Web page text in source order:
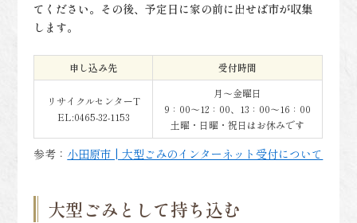
てください。その後、予定日に家の前に出せば市が収集
します。
申し込み先 受付時間
リサイクルセンターT
EL:0465-32-1153
月～金曜日
9：00～12：00、13：00～16：00
土曜・日曜・祝日はお休みです
参考： 小田原市 | 大型ごみのインターネット受付について
大型ごみとして持ち込む